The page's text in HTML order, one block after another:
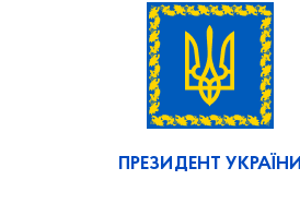
ПРЕЗИДЕНТ УКРАЇНИ